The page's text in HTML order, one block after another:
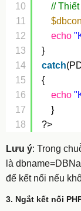
10
11
12
13
14
15
16
17
18
//
echo
}
catch
{
echo
}
?>
Lưu ý: Trong
là
để kết nối nếu
3. Ngắt kết nối